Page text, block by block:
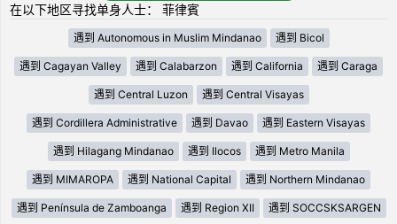
在以下地区寻找单身人士： 菲律賓
遇到 Autonomous in Muslim Mindanao 遇到 Bicol
遇到 Cagayan Valley 遇到 Calabarzon 遇到 California 遇到 Caraga
遇到 Central Luzon 遇到 Central Visayas
遇到 Cordillera Administrative 遇到 Davao 遇到 Eastern Visayas
遇到 Hilagang Mindanao 遇到 Ilocos 遇到 Metro Manila
遇到 MIMAROPA 遇到 National Capital 遇到 Northern Mindanao
遇到 Península de Zamboanga 遇到 Region XII 遇到 SOCCSKSARGEN